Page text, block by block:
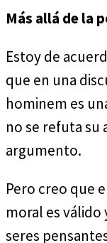
Más allá de la
Estoy de
que en una
hominem es
no se refuta su
argumento.
Pero creo que
moral es
seres